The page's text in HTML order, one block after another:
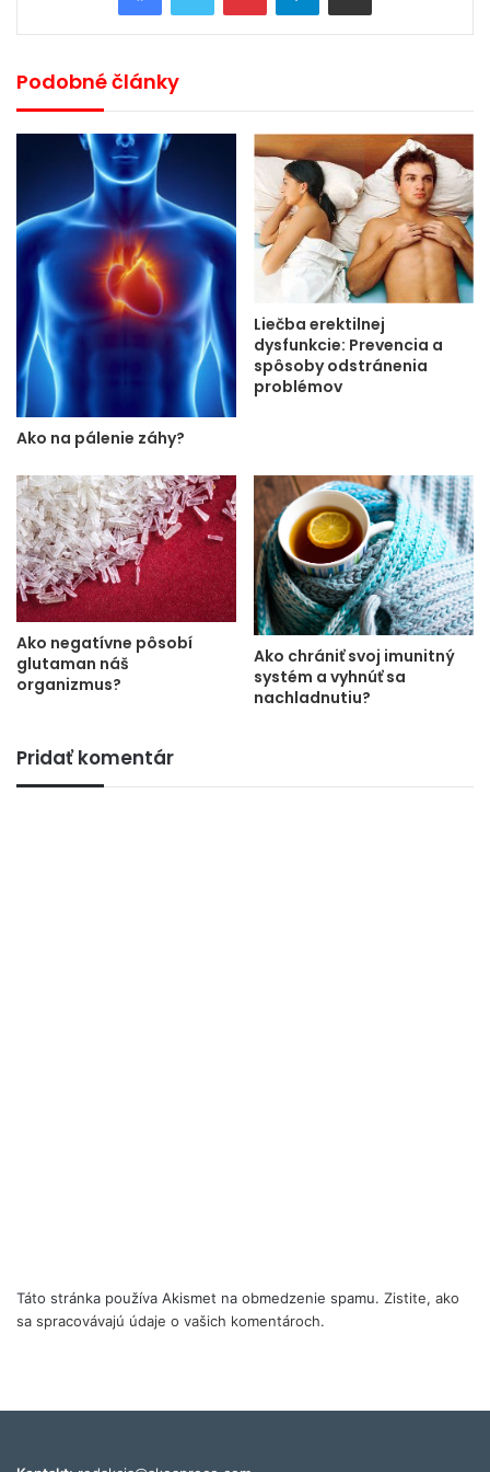
Podobné články
Ako na pálenie záhy?
Liečba erektilnej
dysfunkcie: Prevencia a
spôsoby odstránenia
problémov
Ako negatívne pôsobí
glutaman náš
organizmus?
Ako chrániť svoj imunitný
systém a vyhnúť sa
nachladnutiu?
Pridať komentár
Táto stránka používa Akismet na obmedzenie spamu. Zistite, ako
sa spracovávajú údaje o vašich komentároch.